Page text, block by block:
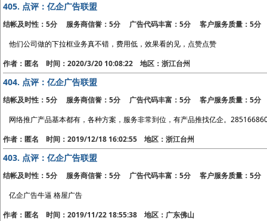
405. 点评：亿企广告联盟
结帐及时性：5分 服务商信誉：5分 广告代码丰富：5分 客户服务质量：5分
他们公司做的下拉框业务真不错，费用低，效果看的见，点赞点赞
作者：匿名 时间：2020/3/20 10:08:22 地区：浙江台州
404. 点评：亿企广告联盟
结帐及时性：5分 服务商信誉：5分 广告代码丰富：5分 客户服务质量：5分
网络推广产品基本都有，各种方案，服务非常到位，有产品推找亿企。
作者：匿名 时间：2019/12/18 16:02:55 地区：浙江台州
403. 点评：亿企广告联盟
结帐及时性：5分 服务商信誉：5分 广告代码丰富：5分 客户服务质量：5分
亿企广告牛逼 格屋广告
作者：匿名 时间：2019/11/22 18:55:38 地区：广东佛山